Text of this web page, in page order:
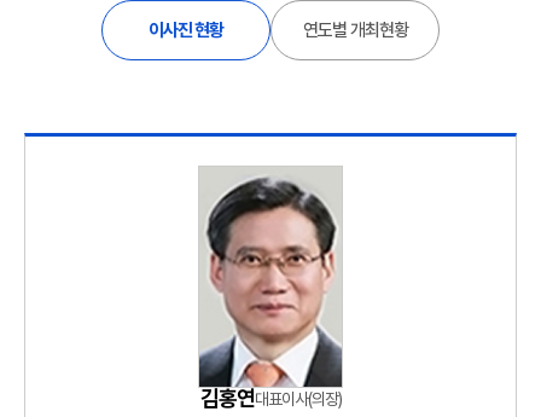
이사진 현황 연도별 개최현황
김홍연대표이사(의장)